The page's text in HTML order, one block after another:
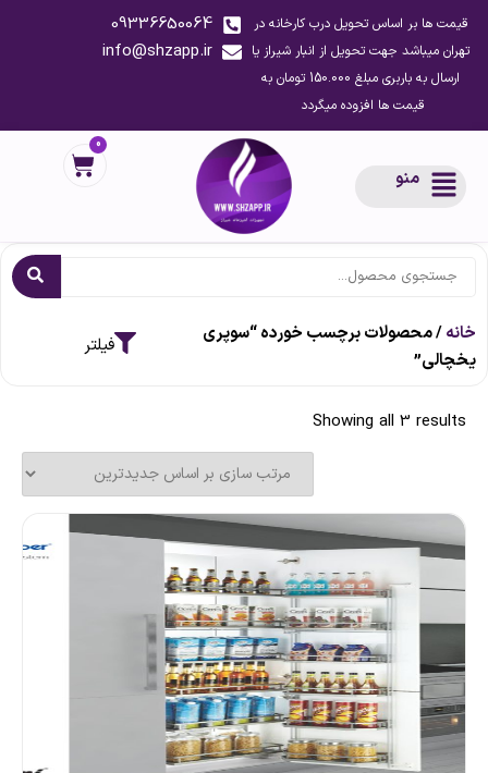
قیمت ها بر اساس تحویل درب کارخانه در
تهران میباشد جهت تحویل از انبار شیراز یا
ارسال به باربری مبلغ 150.000 تومان به
قیمت ها افزوده میگردد
09336650064
info@shzapp.ir
منو
0
خانه/ محصولات برچسب خورده “سوپری
یخچالی”
Showing all 3 results